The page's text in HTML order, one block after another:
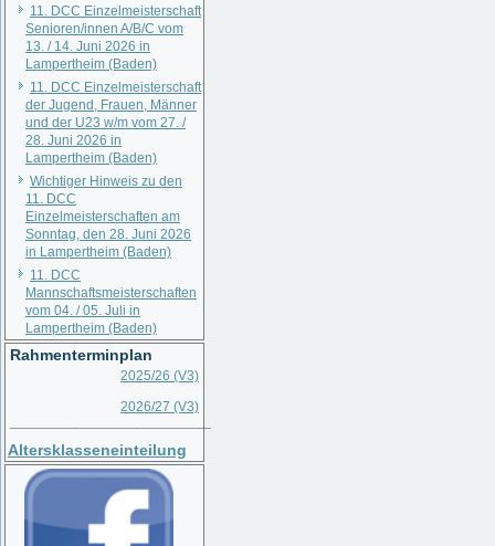
11. DCC Einzelmeisterschaft
Senioren/innen A/B/C vom
13. / 14. Juni 2026 in
Lampertheim (Baden)
11. DCC Einzelmeisterschaft
der Jugend, Frauen, Männer
und der U23 w/m vom 27. /
28. Juni 2026 in
Lampertheim (Baden)
Wichtiger Hinweis zu den
11. DCC
Einzelmeisterschaften am
Sonntag, den 28. Juni 2026
in Lampertheim (Baden)
11. DCC
Mannschaftsmeisterschaften
vom 04. / 05. Juli in
Lampertheim (Baden)
Rahmenterminplan
2025/26 (V3)
2026/27 (V3)
Altersklasseneinteilung